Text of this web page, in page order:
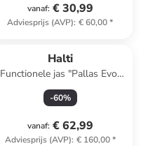
vanaf: € 30,99
Adviesprijs (AVP): € 60,00*
Halti
Functionele jas "Pallas Evo"
zwart
-60%
vanaf: € 62,99
Adviesprijs (AVP): € 160,00*